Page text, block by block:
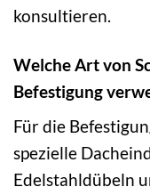
konsultieren.
Welche Art von
Befestigung
Für die
spezielle
Edelstahldübeln